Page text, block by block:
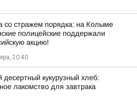
со стражем порядка: на Колыме
полицейские поддержали
акцию!
20:40
кукурузный хлеб:
лакомство для завтрака